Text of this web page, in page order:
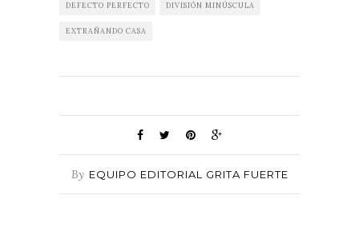
DEFECTO PERFECTO DIVISIÓN MINÚSCULA
EXTRAÑANDO CASA
By EQUIPO EDITORIAL GRITA FUERTE